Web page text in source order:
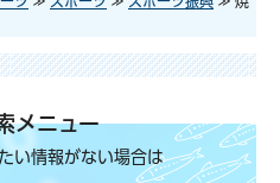
メニュー
い情報がない場合は